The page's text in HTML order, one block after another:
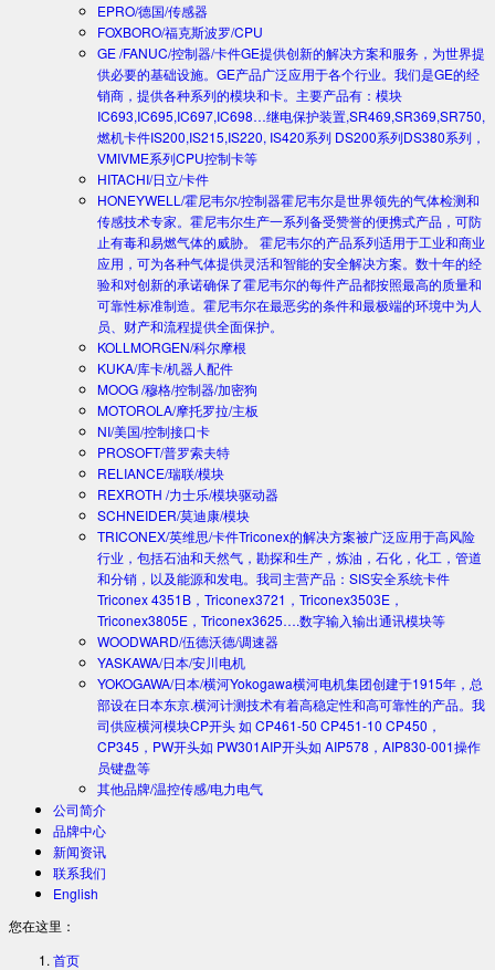
EPRO/德国/传感器
FOXBORO/福克斯波罗/CPU
GE /FANUC/控制器/卡件GE提供创新的解决方案和服务，为世界提
供必要的基础设施。GE产品广泛应用于各个行业。我们是GE的经
销商，提供各种系列的模块和卡。主要产品有：模块
IC693,IC695,IC697,IC698…继电保护装置,SR469,SR369,SR750,
燃机卡件IS200,IS215,IS220, IS420系列 DS200系列DS380系列，
VMIVME系列CPU控制卡等
HITACHI/日立/卡件
HONEYWELL/霍尼韦尔/控制器霍尼韦尔是世界领先的气体检测和
传感技术专家。霍尼韦尔生产一系列备受赞誉的便携式产品，可防
止有毒和易燃气体的威胁。 霍尼韦尔的产品系列适用于工业和商业
应用，可为各种气体提供灵活和智能的安全解决方案。数十年的经
验和对创新的承诺确保了霍尼韦尔的每件产品都按照最高的质量和
可靠性标准制造。霍尼韦尔在最恶劣的条件和最极端的环境中为人
员、财产和流程提供全面保护。
KOLLMORGEN/科尔摩根
KUKA/库卡/机器人配件
MOOG /穆格/控制器/加密狗
MOTOROLA/摩托罗拉/主板
NI/美国/控制接口卡
PROSOFT/普罗索夫特
RELIANCE/瑞联/模块
REXROTH /力士乐/模块驱动器
SCHNEIDER/莫迪康/模块
TRICONEX/英维思/卡件Triconex的解决方案被广泛应用于高风险
行业，包括石油和天然气，勘探和生产，炼油，石化，化工，管道
和分销，以及能源和发电。我司主营产品：SIS安全系统卡件
Triconex 4351B，Triconex3721，Triconex3503E，
Triconex3805E，Triconex3625….数字输入输出通讯模块等
WOODWARD/伍德沃德/调速器
YASKAWA/日本/安川电机
YOKOGAWA/日本/横河Yokogawa横河电机集团创建于1915年，总
部设在日本东京.横河计测技术有着高稳定性和高可靠性的产品。我
司供应横河模块CP开头 如 CP461-50 CP451-10 CP450，
CP345，PW开头如 PW301AIP开头如 AIP578，AIP830-001操作
员键盘等
其他品牌/温控传感/电力电气
公司简介
品牌中心
新闻资讯
联系我们
English
您在这里：
首页